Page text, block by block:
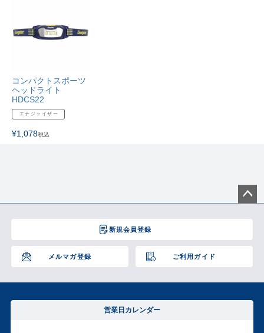
コンパクトスポーツ
ヘッドライト
HDCS22
エナジャイザー
¥1,078税込
新規会員登録
メルマガ登録 ご利用ガイド
ジト
へ
営業日カレンダー